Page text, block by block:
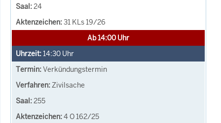
24
31 KLs 19/26
Ab 14:00 Uhr
14:30 Uhr
Verkündungstermin
Zivilsache
255
4 O 162/25